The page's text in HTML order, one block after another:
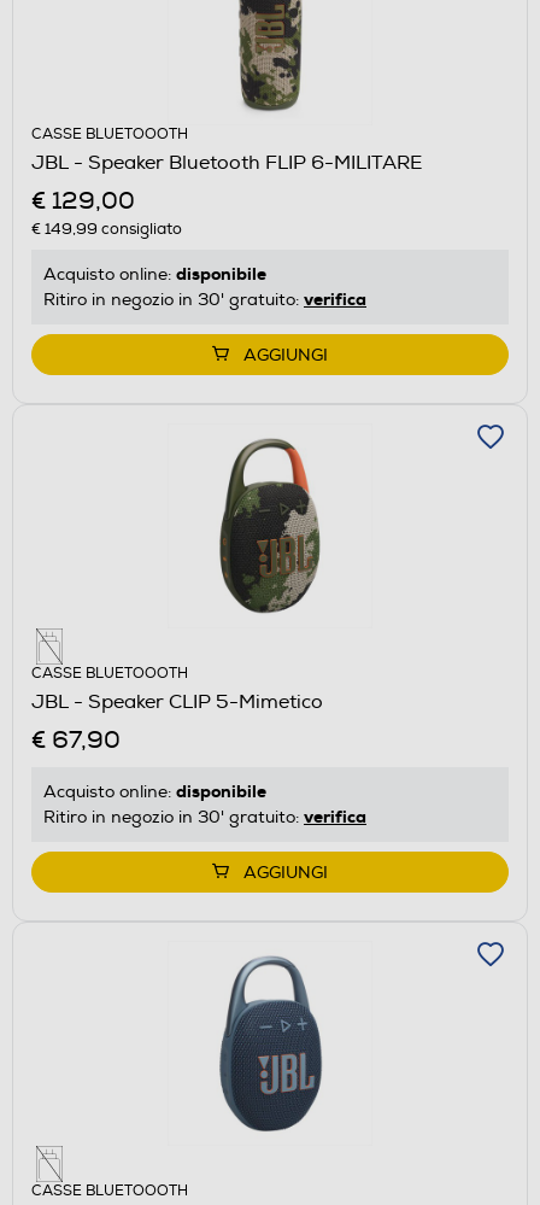
CASSE BLUETOOOTH
JBL - Speaker Bluetooth FLIP 6-MILITARE
€ 129,00
€ 149,99 consigliato
Acquisto online: disponibile
Ritiro in negozio in 30' gratuito: verifica
AGGIUNGI
CASSE BLUETOOOTH
JBL - Speaker CLIP 5-Mimetico
€ 67,90
Acquisto online: disponibile
Ritiro in negozio in 30' gratuito: verifica
AGGIUNGI
CASSE BLUETOOOTH